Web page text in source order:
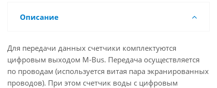
Описание
Для передачи данных счетчики комплектуются
цифровым выходом M-Bus. Передача осуществляется
по проводам (используется витая пара экранированных
проводов). При этом счетчик воды с цифровым